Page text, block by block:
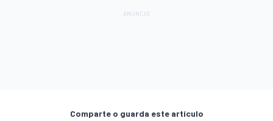
Comparte o guarda este artículo